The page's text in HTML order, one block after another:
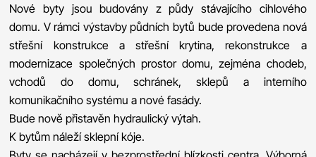
Nové byty jsou budovány z půdy stávajícího cihlového
domu. V rámci výstavby půdních bytů bude provedena nová
střešní konstrukce a střešní krytina, rekonstrukce a
modernizace společných prostor domu, zejména chodeb,
vchodů do domu, schránek, sklepů a interního
komunikačního systému a nové fasády.
Bude nově přistavěn hydraulický výtah.
K bytům náleží sklepní kóje.